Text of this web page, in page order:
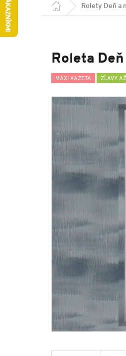
DomovRolety Deň a
Roleta
MAXI KAZETA ZĽAVY